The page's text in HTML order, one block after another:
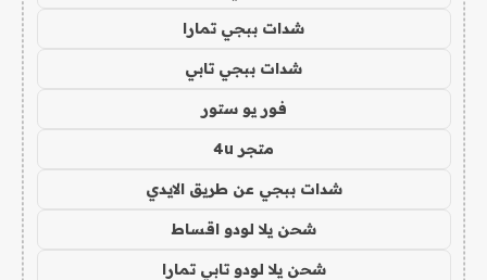
شدات ببجي تمارا
شدات ببجي تابي
فور يو ستور
متجر 4u
شدات ببجي عن طريق الايدي
شحن يلا لودو اقساط
شحن يلا لودو تابي تمارا